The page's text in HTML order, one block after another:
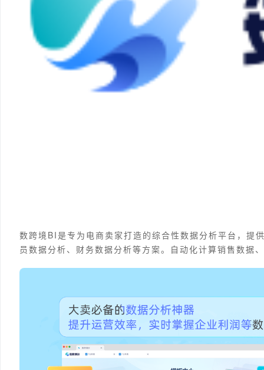
数跨境BI是专为电商卖家打造的综合性数据分析平台，提
员数据分析、财务数据分析等方案。自动化计算销售数据